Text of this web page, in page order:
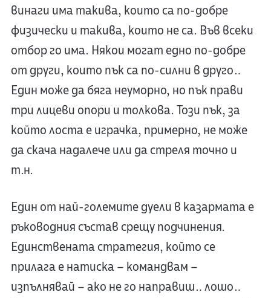
винаги има такива, които са по-добре
физически и такива, които не са. Във всеки
отбор го има. Някои могат едно по-добре
от други, които пък са по-силни в друго…
Един може да бяга неуморно, но пък прави
три лицеви опори и толкова. Този пък, за
който лоста е играчка, примерно, не може
да скача надалече или да стреля точно и
т.н.
Един от най-големите дуели в казармата е
ръководния състав срещу подчинения.
Единствената стратегия, който се
прилага е натиска – командвам –
изпълнявай – ако не го направиш… лошо…